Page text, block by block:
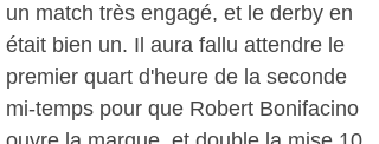
un match très engagé, et le derby en
était bien un. Il aura fallu attendre le
premier quart d'heure de la seconde
mi-temps pour que Robert Bonifacino